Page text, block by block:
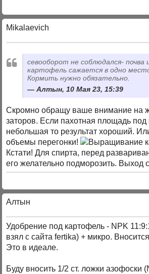
Mikalaevich
севооборот не соблюдался-
картофель сажается в одно место
Кормить нужно обязательно.
Алтын, 10 Мая 23, 15:39
Скромно обращу ваше внимание на
заторов. Если пахотная площадь под
небольшая то результат хороший.
объемы перегонки!
Кстати! Для спирта, перед
его желательно подморозить. Выход
Алтын
Удобрение под картофель - NPK
взял с сайта fertika) + микро.
Это в идеале.
Буду вносить 1/2 ст. ложки азофоски